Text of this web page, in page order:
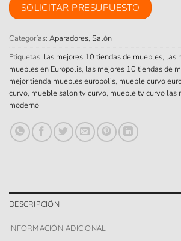
SOLICITAR PRESUPUESTO
Categorías: Aparadores, Salón
Etiquetas: las mejores 10 tiendas de muebles, las
muebles en Europolis, las mejores 10 tiendas de
mejor tienda muebles europolis, mueble curvo
curvo, mueble salon tv curvo, mueble tv curvo las
moderno
DESCRIPCIÓN
INFORMACIÓN ADICIONAL